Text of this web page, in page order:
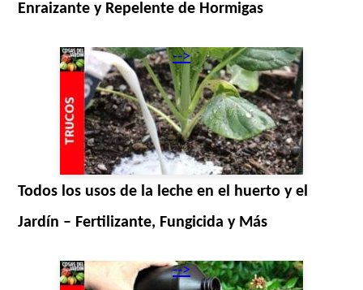
Enraizante y Repelente de Hormigas
-->
Todos los usos de la leche en el huerto y el
Jardín – Fertilizante, Fungicida y Más
-->